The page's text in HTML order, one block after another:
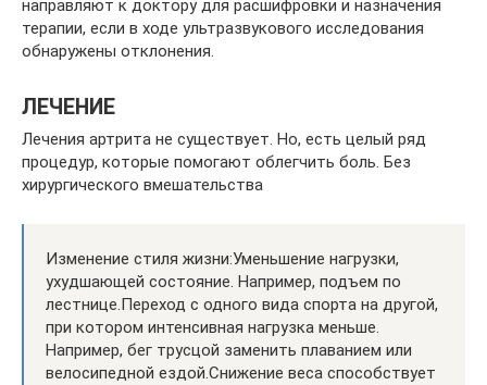
направляют к доктору для расшифровки и назначения
терапии, если в ходе ультразвукового исследования
обнаружены отклонения.
ЛЕЧЕНИЕ
Лечения артрита не существует. Но, есть целый ряд
процедур, которые помогают облегчить боль. Без
хирургического вмешательства
Изменение стиля жизни:Уменьшение нагрузки,
ухудшающей состояние. Например, подъем по
лестнице.Переход с одного вида спорта на другой,
при котором интенсивная нагрузка меньше.
Например, бег трусцой заменить плаванием или
велосипедной ездой.Снижение веса способствует